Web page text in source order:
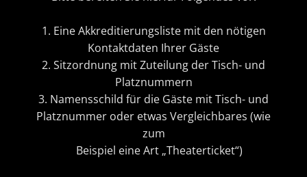
1. Eine Akkreditierungsliste mit den nötigen
Kontaktdaten Ihrer Gäste
2. Sitzordnung mit Zuteilung der Tisch- und
Platznummern
3. Namensschild für die Gäste mit Tisch- und
Platznummer oder etwas Vergleichbares (wie
zum
Beispiel eine Art „Theaterticket“)